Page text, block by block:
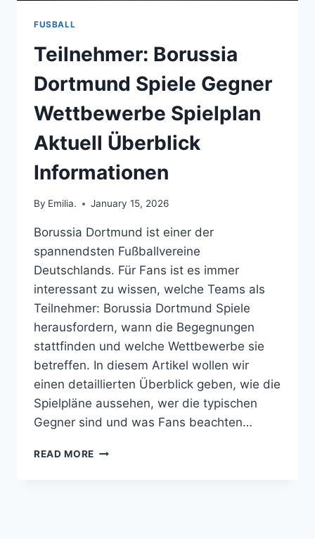
FUSBALL
Teilnehmer: Borussia
Dortmund Spiele Gegner
Wettbewerbe Spielplan
Aktuell Überblick
Informationen
By Emilia. January 15, 2026
Borussia Dortmund ist einer der
spannendsten Fußballvereine
Deutschlands. Für Fans ist es immer
interessant zu wissen, welche Teams als
Teilnehmer: Borussia Dortmund Spiele
herausfordern, wann die Begegnungen
stattfinden und welche Wettbewerbe sie
betreffen. In diesem Artikel wollen wir
einen detaillierten Überblick geben, wie die
Spielpläne aussehen, wer die typischen
Gegner sind und was Fans beachten…
READ MORE TEILNEHMER: